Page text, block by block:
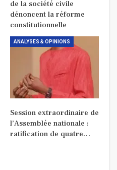
de la société civile
dénoncent la réforme
constitutionnelle
ANALYSES & OPINIONS
Session extraordinaire de
l’Assemblée nationale :
ratification de quatre…